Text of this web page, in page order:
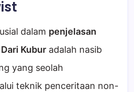
dalam penjelasan
Kubur adalah nasib
yang seolah
teknik penceritaan non-